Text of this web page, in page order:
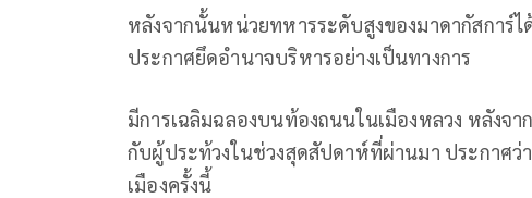
หลังจากนั้นหน่วยทหารระดับสูงของมาดากัสการ์
ประกาศยึดอำนาจบริหารอย่างเป็นทางการ
มีการเฉลิมฉลองบนท้องถนนในเมืองหลวง หลังจ
กับผู้ประท้วงในช่วงสุดสัปดาห์ที่ผ่านมา ประกาศ
เมืองครั้งนี้